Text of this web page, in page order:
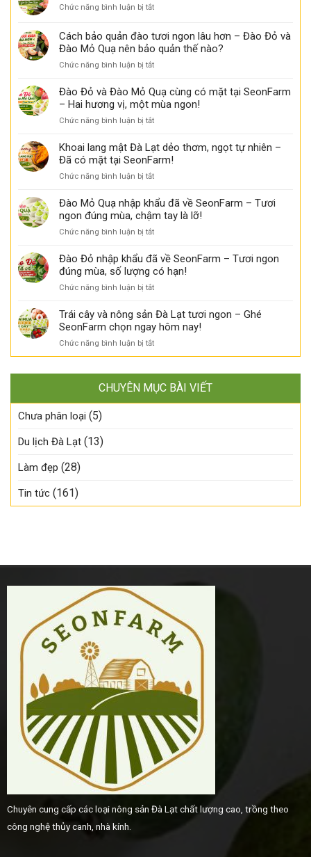
thể
biết
biết
lang
mật
tại
Farm
Chức năng bình luận bị tắtở
nhận
biết
đào
đỏ
ngon
tại
Farm
Cách bảo quản đào tươi ngon lâu hơn – Đào Đỏ và
Đào Mỏ Quạ nên bảo quản thế nào?
Chức năng bình luận bị tắtở
bảo
quản
tươi
lâu
hơn
và
Đào
Mỏ
nên
bảo
quản
thế
Đào Đỏ và Đào Mỏ Quạ cùng có mặt tại SeonFarm
– Hai hương vị, một mùa ngon!
Chức năng bình luận bị tắtở
Đỏ
Mỏ
cùng
có
–
Hai
hương
một
mùa
ngon!
Khoai lang mật Đà Lạt dẻo thơm, ngọt tự nhiên –
Đã có mặt tại SeonFarm!
Chức năng bình luận bị tắtở
lang
mật
Lạt
thơm,
ngọt
Đã
có
mặt
Đào Mỏ Quạ nhập khẩu đã về SeonFarm – Tươi
ngon đúng mùa, chậm tay là lỡ!
Chức năng bình luận bị tắtở
Mỏ
Quạ
khẩu
về
SeonFarm
đúng
mùa,
Đào Đỏ nhập khẩu đã về SeonFarm – Tươi ngon
đúng mùa, số lượng có hạn!
Chức năng bình luận bị tắtở
Đỏ
nhập
khẩu
đã
về
–
Tươi
ngon
Trái cây và nông sản Đà Lạt tươi ngon – Ghé
SeonFarm chọn ngay hôm nay!
Chức năng bình luận bị tắtở
Trái
nông
sản
ngay
CHUYÊN MỤC BÀI VIẾT
Chưa phân loại (5)
Du lịch Đà Lạt (13)
Làm đẹp (28)
Tin tức (161)
Chuyên cung cấp các loại nông sản Đà Lạt chất lượng cao, trồng theo
công nghệ thủy canh, nhà kính.